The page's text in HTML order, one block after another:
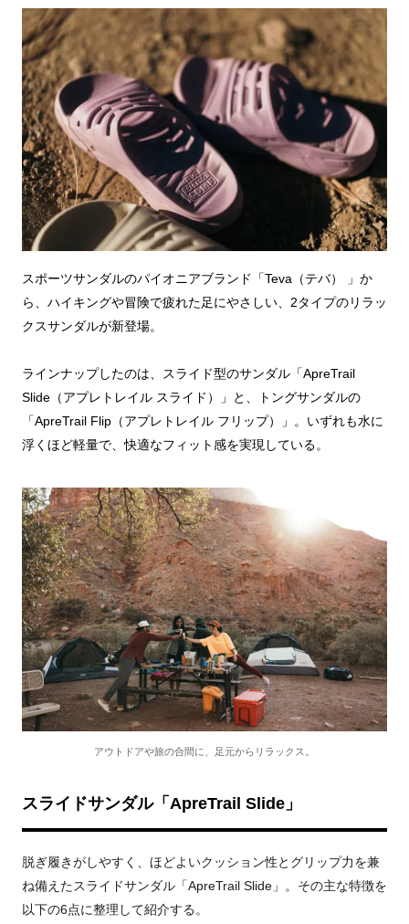
スポーツサンダルのパイオニアブランド「Teva（テバ） 」か
ら、ハイキングや冒険で疲れた足にやさしい、2タイプのリラッ
クスサンダルが新登場。
ラインナップしたのは、スライド型のサンダル「ApreTrail
Slide（アプレトレイル スライド）」と、トングサンダルの
「ApreTrail Flip（アプレトレイル フリップ）」。いずれも水に
浮くほど軽量で、快適なフィット感を実現している。
アウトドアや旅の合間に、足元からリラックス。
スライドサンダル「ApreTrail Slide」
脱ぎ履きがしやすく、ほどよいクッション性とグリップ力を兼
ね備えたスライドサンダル「ApreTrail Slide」。その主な特徴を
以下の6点に整理して紹介する。